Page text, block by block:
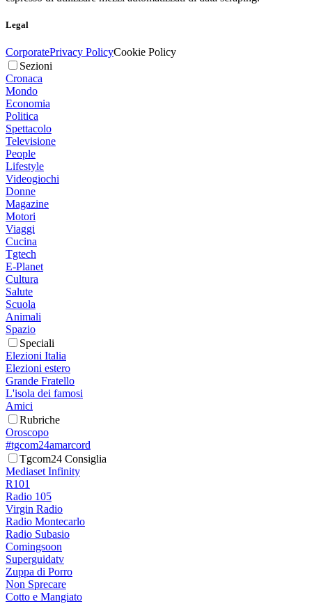
Legal
CorporatePrivacy PolicyCookie Policy
Sezioni
Cronaca
Mondo
Economia
Politica
Spettacolo
Televisione
People
Lifestyle
Videogiochi
Donne
Magazine
Motori
Viaggi
Cucina
Tgtech
E-Planet
Cultura
Salute
Scuola
Animali
Spazio
Speciali
Elezioni Italia
Elezioni estero
Grande Fratello
L'isola dei famosi
Amici
Rubriche
Oroscopo
#tgcom24amarcord
Tgcom24 Consiglia
Mediaset Infinity
R101
Radio 105
Virgin Radio
Radio Montecarlo
Radio Subasio
Comingsoon
Superguidatv
Zuppa di Porro
Non Sprecare
Cotto e Mangiato